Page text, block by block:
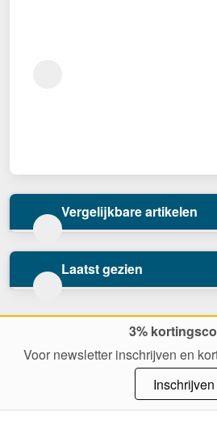
Vergelijkbare artikelen
Laatst gezien
3%
Voor newsletter inschrijven en
Inschrijven